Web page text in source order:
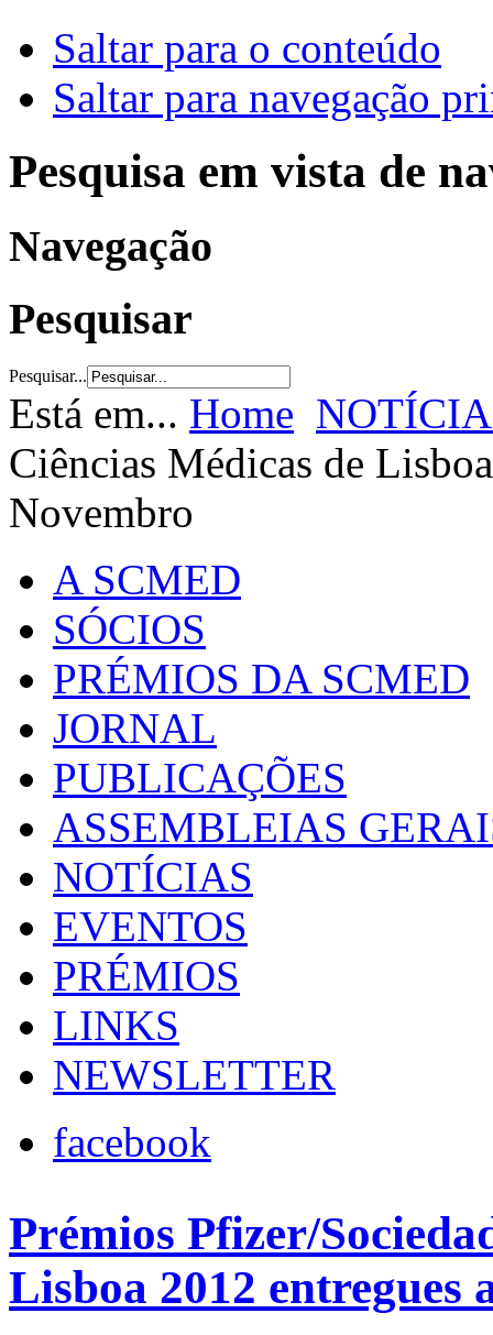
Saltar para o conteúdo
Saltar para navegação
Pesquisa em vista de
Navegação
Pesquisar
Pesquisar...
Está em... Home
Ciências Médicas de
Novembro
A SCMED
SÓCIOS
PRÉMIOS DA SCMED
JORNAL
PUBLICAÇÕES
ASSEMBLEIAS
NOTÍCIAS
EVENTOS
PRÉMIOS
LINKS
NEWSLETTER
facebook
Prémios Pfizer/
Lisboa 2012 entregues